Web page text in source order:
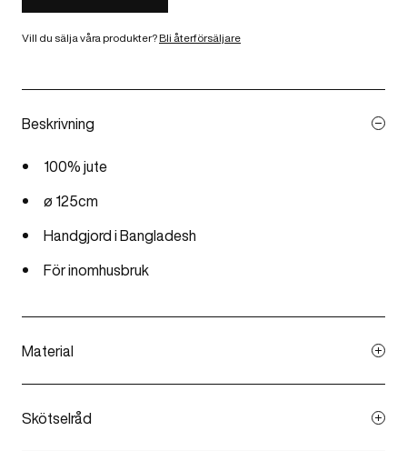
Vill du sälja våra produkter?Bli återförsäljare
Beskrivning
100%jute
ø 125cm
Handgjordi Bangladesh
För inomhusbruk
Material
Skötselråd